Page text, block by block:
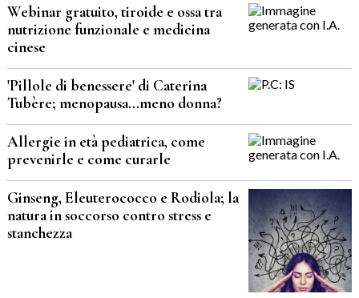
Webinar gratuito, tiroide e ossa tra
nutrizione funzionale e medicina
cinese
'Pillole di benessere' di Caterina
Tubère; menopausa…meno donna?
Allergie in età pediatrica, come
prevenirle e come curarle
Ginseng, Eleuterococco e Rodiola; la
natura in soccorso contro stress e
stanchezza